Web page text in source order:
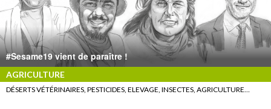
#Sesame19 vient de paraître !
AGRICULTURE
DÉSERTS VÉTÉRINAIRES, PESTICIDES, ELEVAGE, INSECTES, AGRICULTURE…